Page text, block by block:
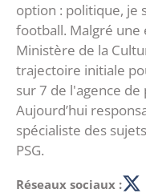
option : politique, je
football. Malgré une
Ministère de la
trajectoire initiale
sur 7 de l'agence de
Aujourd’hui
spécialiste des
PSG.
Réseaux sociaux :